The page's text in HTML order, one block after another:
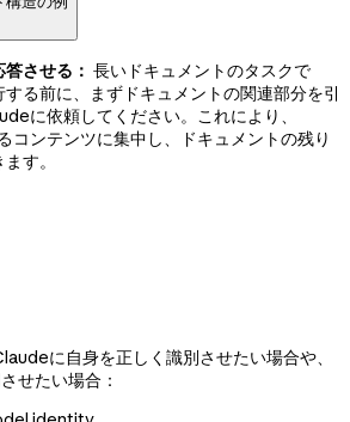
させる： 長いドキュメントのタスクで
る前に、まずドキュメントの関連部分を引
に依頼してください。これにより、
コンテンツに集中し、ドキュメントの残り
す。
に自身を正しく識別させたい場合や、
せたい場合：